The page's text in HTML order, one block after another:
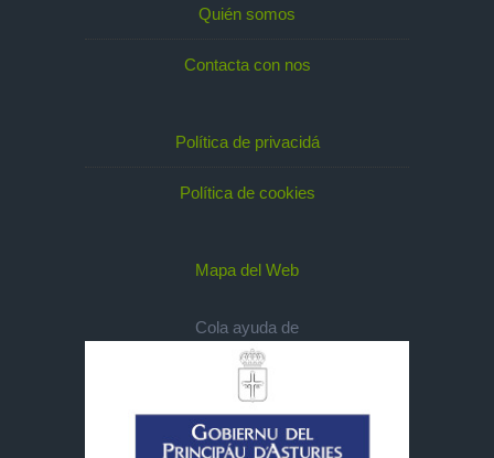
Quién somos
Contacta con nos
Política de privacidá
Política de cookies
Mapa del Web
Cola ayuda de